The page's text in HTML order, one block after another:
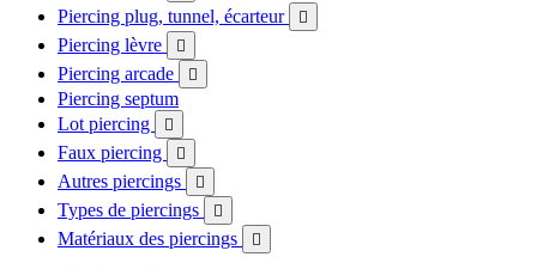
Piercing plug, tunnel, écarteur 
Piercing lèvre 
Piercing arcade 
Piercing septum
Lot piercing

Faux piercing 
Autres piercings 
Types de piercings 
Matériaux des piercings 